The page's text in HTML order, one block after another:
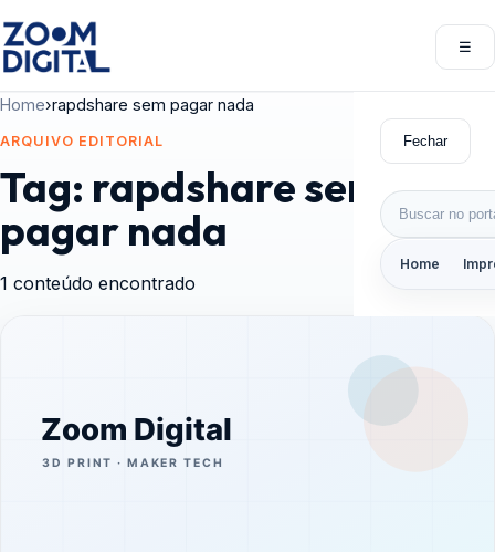
☰
Fechar
Buscar por:
Home
Home›rapdshare sem pagar nada
ARQUIVO EDITORIAL
Tag: rapdshare sem
pagar nada
1 conteúdo encontrado